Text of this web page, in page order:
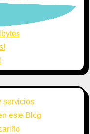
servicios
este Blog